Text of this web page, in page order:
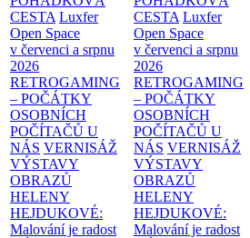
CESTA Luxfer
Open Space
v červenci a srpnu
2026
RETROGAMING
– POČÁTKY
OSOBNÍCH
POČÍTAČŮ U
NÁS VERNISÁŽ
VÝSTAVY
OBRAZŮ
HELENY
HEJDUKOVÉ:
Malování je radost
CESTA Luxfer
Open Space
v červenci a srpnu
2026
RETROGAMING
– POČÁTKY
OSOBNÍCH
POČÍTAČŮ U
NÁS VERNISÁŽ
VÝSTAVY
OBRAZŮ
HELENY
HEJDUKOVÉ:
Malování je radost